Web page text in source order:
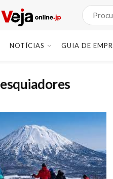
NOTÍCIAS GUIA DE
esquiadores